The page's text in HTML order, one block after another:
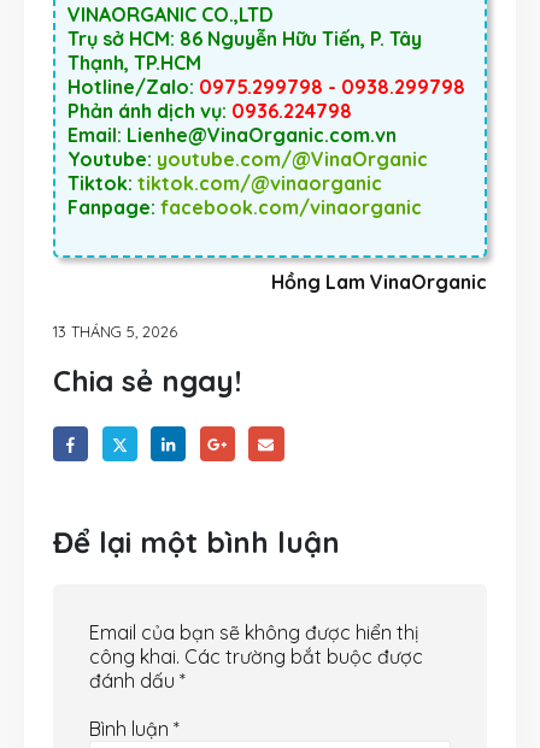
VINAORGANIC CO.,LTD
Trụ sở HCM: 86 Nguyễn Hữu Tiến, P. Tây
Thạnh, TP.HCM
Hotline/Zalo: 0975.299798 - 0938.299798
Phản ánh dịch vụ: 0936.224798
Email: Lienhe@VinaOrganic.com.vn
Youtube: youtube.com/@VinaOrganic
Tiktok: tiktok.com/@vinaorganic
Fanpage: facebook.com/vinaorganic
Hồng Lam VinaOrganic
13 THÁNG 5, 2026
Chia sẻ ngay!
Để lại một bình luận
Email của bạn sẽ không được hiển thị
công khai. Các trường bắt buộc được
đánh dấu *
Bình luận *